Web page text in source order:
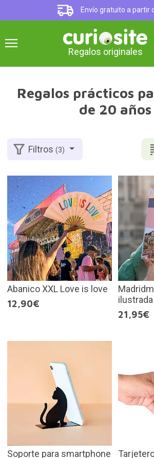
Envío gratuito a partir
Regalos originales
Regalos prácticos
de 20 años
Filtros(3)
Abanico XXL Love is love
12,90€
21,95€
Soporte para smartphone